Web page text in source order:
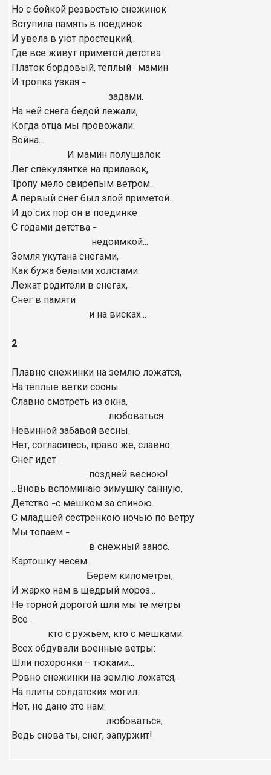
Но с бойкой резвостью снежинок
Вступила память в поединок
И увела в уют простецкий,
Где все живут приметой детства
Платок бордовый, теплый –мамин
И тропка узкая –
задами.
На ней снега бедой лежали,
Когда отца мы провожали:
Война...
И мамин полушалок
Лег спекулянтке на прилавок,
Тропу мело свирепым ветром.
А первый снег был злой приметой.
И до сих пор он в поединке
С годами детства –
недоимкой...
Земля укутана снегами,
Как бужа белыми холстами.
Лежат родители в снегах,
Снег в памяти
и на висках...
2
Плавно снежинки на землю ложатся,
На теплые ветки сосны.
Славно смотреть из окна,
любоваться
Невинной забавой весны.
Нет, согласитесь, право же, славно:
Снег идет –
поздней весною!
...Вновь вспоминаю зимушку санную,
Детство –с мешком за спиною.
С младшей сестренкою ночью по ветру
Мы топаем –
в снежный занос.
Картошку несем.
Берем километры,
И жарко нам в щедрый мороз...
Не торной дорогой шли мы те метры
Все –
кто с ружьем, кто с мешками.
Всех обдували военные ветры:
Шли похоронки – тюками...
Ровно снежинки на землю ложатся,
На плиты солдатских могил.
Нет, не дано это нам:
любоваться,
Ведь снова ты, снег, запуржит!